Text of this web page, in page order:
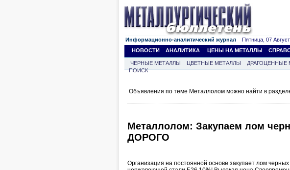
Информационно-аналитический журнал Пятница, 07 Август
НОВОСТИ
АНАЛИТИКА ЦЕНЫ НА МЕТАЛЛЫ
ЧЕРНЫЕ МЕТАЛЛЫ ЦВЕТНЫЕ МЕТАЛЛЫ ДРАГОЦЕННЫЕ
ПОИСК
Объявления по теме Металлолом можно найти в
Металлолом: Закупаем лом
ДОРОГО
Организация на постоянной основе закупает лом